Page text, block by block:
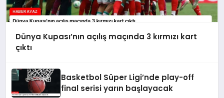
Dünya Kupası’nın açılış maçında 3 kırmızı kart
çıktı
Basketbol Süper Ligi’nde play-off
final serisi yarın başlayacak